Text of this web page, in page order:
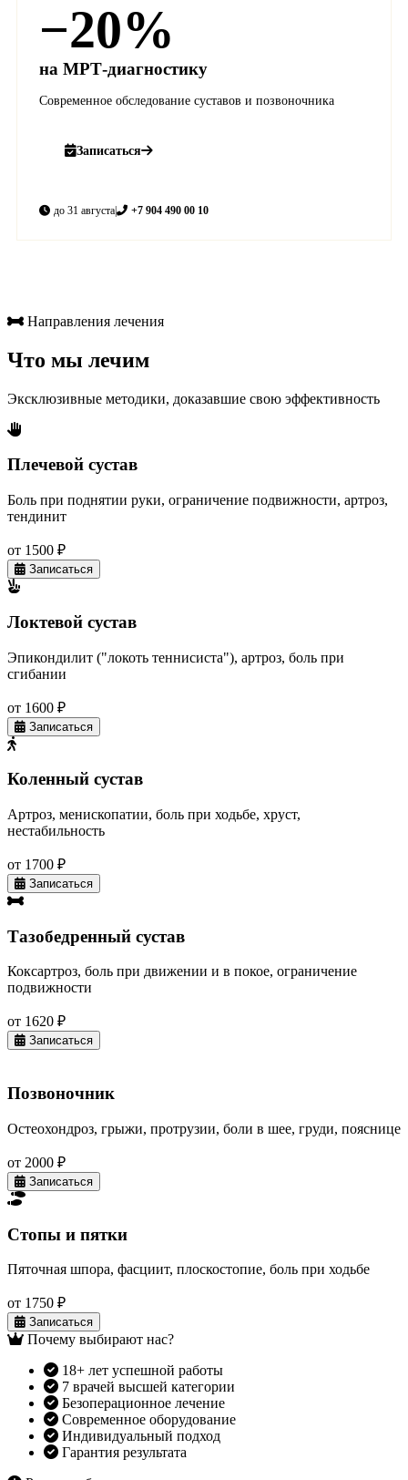
−20%
на МРТ-диагностику
Современное обследование суставов и позвоночника
Записаться
до 31 августа| +7 904 490 00 10
Направления лечения
Что мы лечим
Эксклюзивные методики, доказавшие свою эффективность
Плечевой сустав
Боль при поднятии руки, ограничение подвижности, артроз,
тендинит
от 1500 ₽
Записаться
Локтевой сустав
Эпикондилит ("локоть теннисиста"), артроз, боль при
сгибании
от 1600 ₽
Записаться
Коленный сустав
Артроз, менископатии, боль при ходьбе, хруст,
нестабильность
от 1700 ₽
Записаться
Тазобедренный сустав
Коксартроз, боль при движении и в покое, ограничение
подвижности
от 1620 ₽
Записаться
Позвоночник
Остеохондроз, грыжи, протрузии, боли в шее, груди, пояснице
от 2000 ₽
Записаться
Стопы и пятки
Пяточная шпора, фасциит, плоскостопие, боль при ходьбе
от 1750 ₽
Записаться
Почему выбирают нас?
18+ лет успешной работы
7 врачей высшей категории
Безоперационное лечение
Современное оборудование
Индивидуальный подход
Гарантия результата